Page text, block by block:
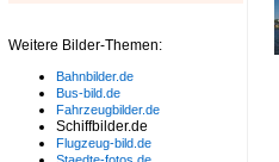
Weitere Bilder-Themen:
Bahnbilder.de
Bus-bild.de
Fahrzeugbilder.de
Schiffbilder.de
Flugzeug-bild.de